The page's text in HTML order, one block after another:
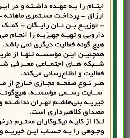
قربانی کردن برای دفع بلا
قربانی کردن قربانی کردن برای
یاد خدا و تقرب به درگاه خداوند
قربانی از ریشه قرب می آید و به